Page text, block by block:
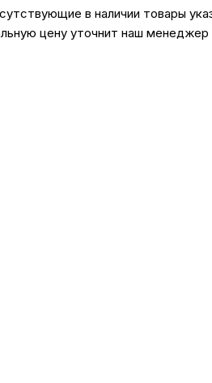
в наличии товары
цену уточнит наш менеджер